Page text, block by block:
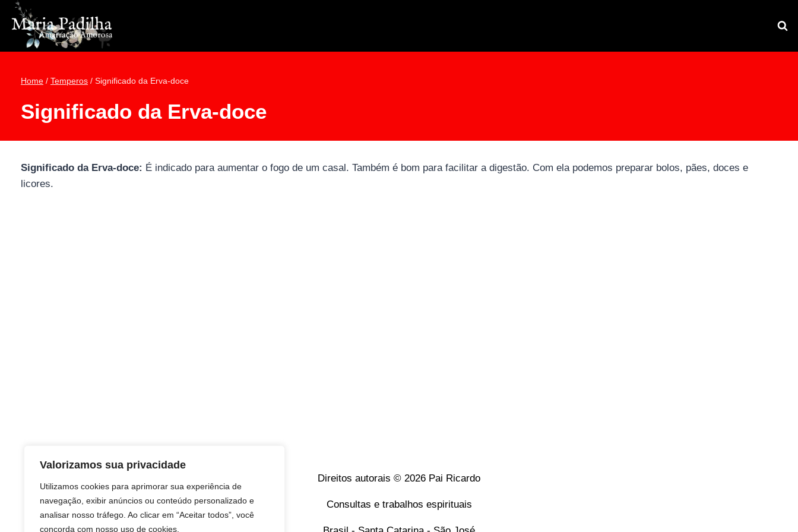
Valorizamos sua privacidade
Utilizamos cookies para aprimorar sua experiência de
navegação, exibir anúncios ou conteúdo personalizado e
analisar nosso tráfego. Ao clicar em “Aceitar todos”, você
concorda com nosso uso de cookies.
Pular
para
Conteúdo
Home / Temperos / Significado da Erva-doce
Significado da Erva-doce
Significado da Erva-doce: É indicado para aumentar o fogo de um casal. Também é bom para facilitar a digestão. Com ela podemos preparar bolos, pães, doces e
licores.
Direitos autorais © 2026 Pai Ricardo
Consultas e trabalhos espirituais